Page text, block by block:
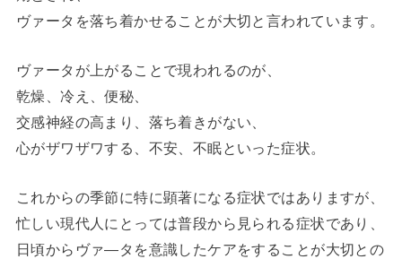
ヴァータを落ち着かせることが大切と言われています。
ヴァータが上がることで現われるのが、
乾燥、冷え、便秘、
交感神経の高まり、落ち着きがない、
心がザワザワする、不安、不眠といった症状。
これからの季節に特に顕著になる症状ではありますが、
忙しい現代人にとっては普段から見られる症状であり、
日頃からヴァ―タを意識したケアをすることが大切との